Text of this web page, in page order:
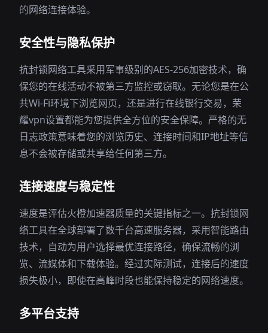
的网络连接体验。
安全性与隐私保护
抗封锁网络工具采用军事级别的AES-256加密技术，确
保您的在线活动不被第三方监控或窃取。无论您是在公
共Wi-Fi环境下浏览网页，还是进行在线银行交易，荣
耀vpn设置都能为您提供全方位的安全保障。严格的无
日志政策意味着您的浏览历史、连接时间和IP地址等信
息不会被存储或共享给任何第三方。
连接速度与稳定性
速度是评估火橙加速器质量的关键指标之一。抗封锁网
络工具在全球部署了数千台高速服务器，采用智能路由
技术，自动为用户选择最优连接路径，确保流畅的浏
览、流媒体和下载体验。经过实际测试，连接后的速度
损失极小，即使在高峰时段也能保持稳定的网络速度。
多平台支持